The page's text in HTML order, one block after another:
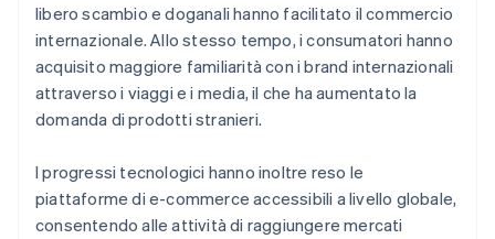
libero scambio e doganali hanno facilitato il commercio
internazionale. Allo stesso tempo, i consumatori hanno
acquisito maggiore familiarità con i brand internazionali
attraverso i viaggi e i media, il che ha aumentato la
domanda di prodotti stranieri.
I progressi tecnologici hanno inoltre reso le
piattaforme di e-commerce accessibili a livello globale,
consentendo alle attività di raggiungere mercati